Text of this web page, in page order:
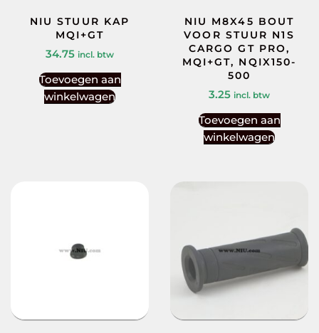
NIU STUUR KAP
MQI+GT
34.75 incl. btw
Toevoegen aan
winkelwagen
NIU M8X45 BOUT
VOOR STUUR N1S
CARGO GT PRO,
MQI+GT, NQIX150-
500
3.25 incl. btw
Toevoegen aan
winkelwagen